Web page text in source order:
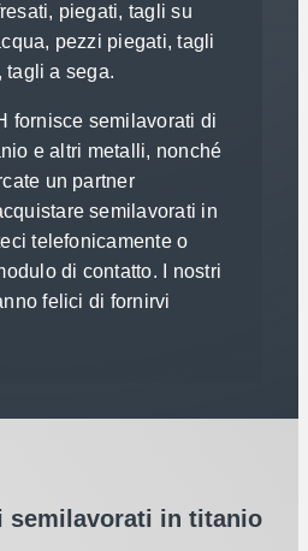
piegati, tagli su
pezzi piegati, tagli
tagli a sega.
fornisce semilavorati di
e altri metalli, nonché
un partner
semilavorati in
telefonicamente o
di contatto. I nostri
felici di fornirvi
semilavorati in titanio